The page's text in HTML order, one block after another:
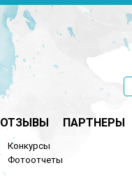
ОТЗЫВЫ ПАРТНЕРЫ
Конкурсы
Фотоотчеты